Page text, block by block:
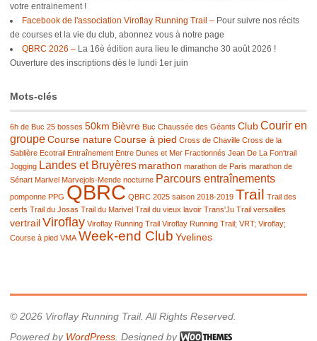
votre entrainement !
Facebook de l'association Viroflay Running Trail – Pour suivre nos récits
de courses et la vie du club, abonnez vous à notre page
QBRC 2026 – La 16è édition aura lieu le dimanche 30 août 2026 !
Ouverture des inscriptions dès le lundi 1er juin
Mots-clés
6h de Buc 25 bosses 50km Bièvre Buc Chaussée des Géants ClubCourir en
groupeCourse natureCourse à pied Cross de Chaville Cross de la
Sablière Ecotrail Entraînement Entre Dunes et Mer Fractionnés Jean De La Fon'trail
Jogging Landes et Bruyères marathon marathon de Paris marathon de
Sénart Marivel Marvejols-Mende nocturne Parcours entraînements
pomponne PPG QBRC QBRC 2025 saison 2018-2019 Trail Trail des
cerfs Trail du Josas Trail du Marivel Trail du vieux lavoir Trans'Ju Trail versailles
vertrailViroflay Viroflay Running Trail Viroflay Running Trail; VRT; Viroflay;
Course à pied VMA Week-end Club Yvelines
© 2026 Viroflay Running Trail. All Rights Reserved.
Powered by WordPress . Designed by